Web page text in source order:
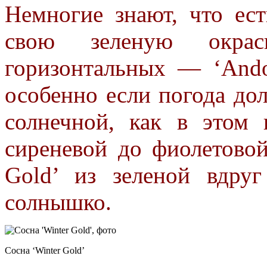
Немногие знают, что
свою зеленую
горизонтальных —
особенно если погода
солнечной, как в
сиреневой до
Gold’ из зеленой
солнышко.
Сосна ‘Winter Gold’